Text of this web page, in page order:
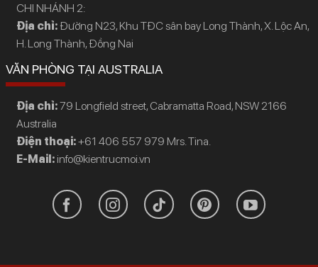
CHI NHÁNH 2:
Địa chỉ:Đường N23, Khu TĐC sân bay Long Thành, X. Lộc An,
H. Long Thành, Đồng Nai
VĂN PHÒNG TẠI AUSTRALIA
Địa chỉ:79 Longfield street, Cabramatta Road, NSW 2166
Australia
Điện thoại:+61 406 557 979 Mrs. Tina.
E-Mail: info@kientrucmoi.vn